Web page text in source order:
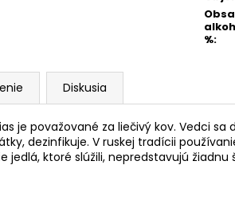
%:
Diskusia
je považované za liečivý kov. Vedci
dezinfikuje. V ruskej tradícii
jedlá, ktoré slúžili, nepredstavujú žiadnu